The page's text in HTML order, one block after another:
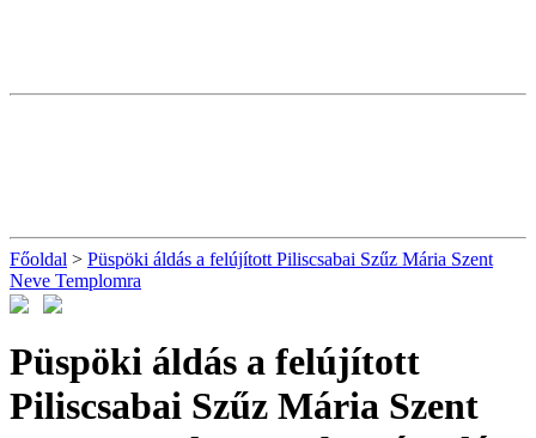
Főoldal > Püspöki áldás a felújított Piliscsabai Szűz Mária Szent
Neve Templomra
Püspöki áldás a felújított
Piliscsabai Szűz Mária Szent